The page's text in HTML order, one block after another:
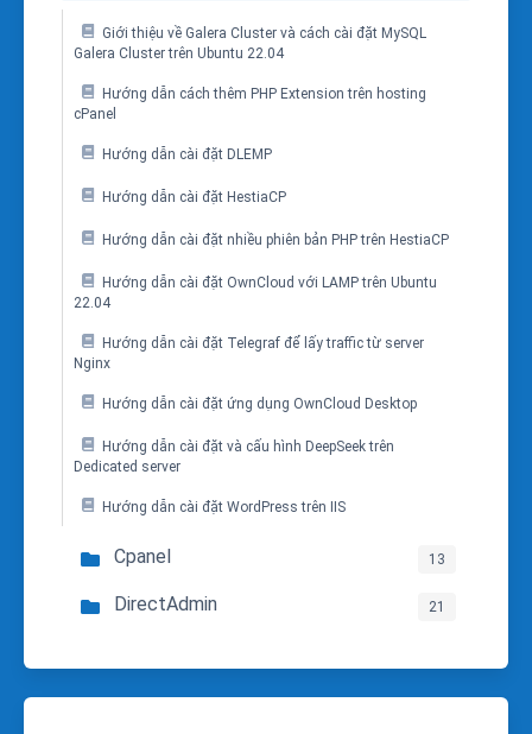
Giới thiệu về Galera Cluster và cách cài đặt MySQL
Galera Cluster trên Ubuntu 22.04
Hướng dẫn cách thêm PHP Extension trên hosting
cPanel
Hướng dẫn cài đặt DLEMP
Hướng dẫn cài đặt HestiaCP
Hướng dẫn cài đặt nhiều phiên bản PHP trên HestiaCP
Hướng dẫn cài đặt OwnCloud với LAMP trên Ubuntu
22.04
Hướng dẫn cài đặt Telegraf để lấy traffic từ server
Nginx
Hướng dẫn cài đặt ứng dụng OwnCloud Desktop
Hướng dẫn cài đặt và cấu hình DeepSeek trên
Dedicated server
Hướng dẫn cài đặt WordPress trên IIS
Cpanel 13
DirectAdmin 21